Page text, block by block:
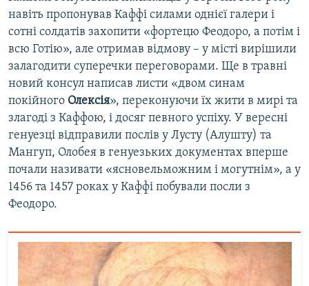
навіть пропонував Каффі силами однієї галери і
сотні солдатів захопити «фортецю Феодоро, а потім і
всю Готію», але отримав відмову – у місті вирішили
залагодити суперечки переговорами. Ще в травні
новий консул написав листи «двом синам
покійного Олексія», переконуючи їх жити в мирі та
злагоді з Каффою, і досяг певного успіху. У вересні
генуезці відправили послів у Лусту (Алушту) та
Мангуп, Олобея в генуезьких документах вперше
почали називати «ясновельможним і могутнім», а у
1456 та 1457 роках у Каффі побували посли з
Феодоро.